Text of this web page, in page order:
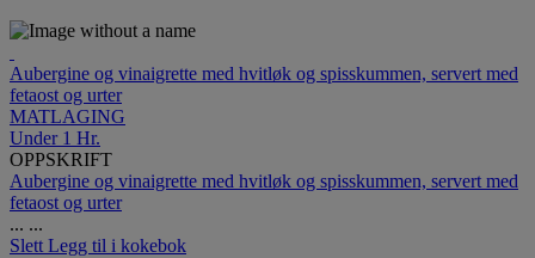
Aubergine og vinaigrette med hvitløk og spisskummen, servert med
fetaost og urter
MATLAGING
Under 1 Hr.
OPPSKRIFT
Aubergine og vinaigrette med hvitløk og spisskummen, servert med
fetaost og urter
... ...
Slett Legg til i kokebok